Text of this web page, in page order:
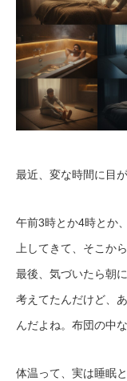
最近、変な時間に目が
午前3時とか4時とか
上してきて、そこか
最後、気づいたら朝
考えてたんだけど、
んだよね。布団の中
体温って、実は睡眠